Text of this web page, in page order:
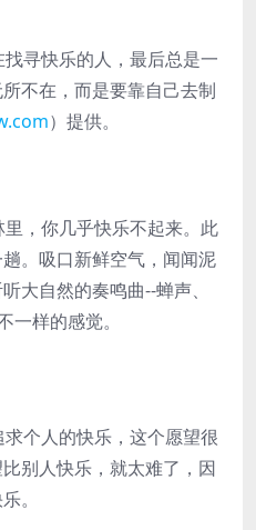
寻快乐的人，最后总是一
不在，而是要靠自己去制
）提供。
，你几乎快乐不起来。此
。吸口新鲜空气，闻闻泥
大自然的奏鸣曲--蝉声、
样的感觉。
个人的快乐，这个愿望很
别人快乐，就太难了，因
。